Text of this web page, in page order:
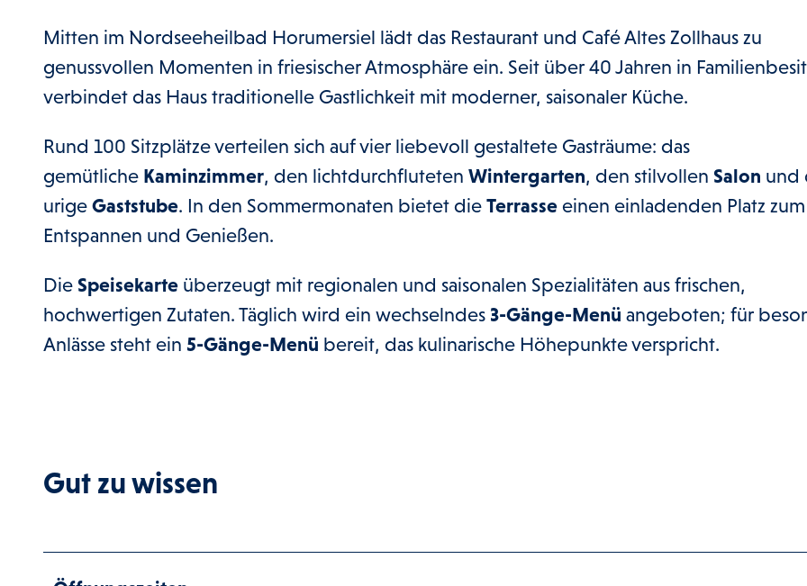
Mitten im Nordseeheilbad Horumersiel lädt das Restaurant und Café Altes Zollhaus zu
genussvollen Momenten in friesischer Atmosphäre ein. Seit über 40 Jahren in
verbindet das Haus traditionelle Gastlichkeit mit moderner, saisonaler Küche.
Rund 100 Sitzplätze verteilen sich auf vier liebevoll gestaltete Gasträume: das
gemütliche Kaminzimmer, den lichtdurchfluteten Wintergarten, den stilvollen Salon und
urige Gaststube. In den Sommermonaten bietet die Terrasse einen einladenden Platz zum
Entspannen und Genießen.
Die Speisekarte überzeugt mit regionalen und saisonalen Spezialitäten aus frischen,
hochwertigen Zutaten. Täglich wird ein wechselndes 3-Gänge-Menü angeboten; für
Anlässe steht ein 5-Gänge-Menü bereit, das kulinarische Höhepunkte verspricht.
Gut zu wissen